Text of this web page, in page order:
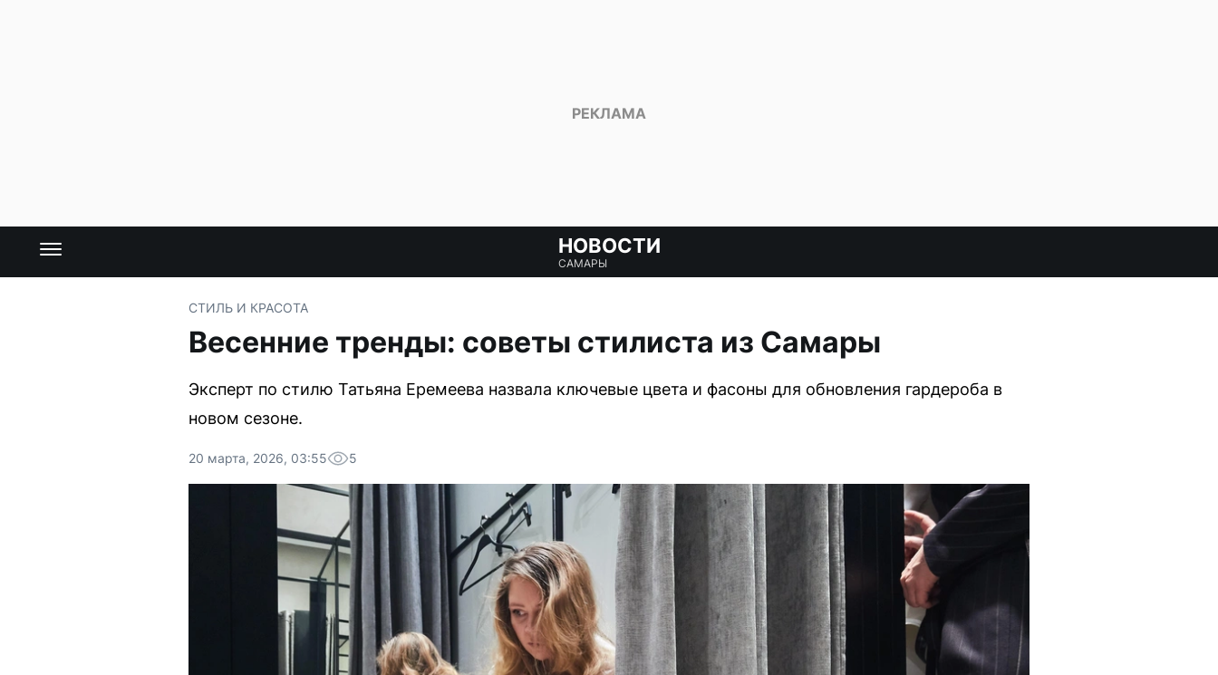
НОВОСТИ
САМАРЫ
СТИЛЬ И КРАСОТА
Весенние тренды: советы стилиста из Самары
Эксперт по стилю Татьяна Еремеева назвала ключевые цвета и фасоны для обновления гардероба в
новом сезоне.
20 марта, 2026, 03:55 5